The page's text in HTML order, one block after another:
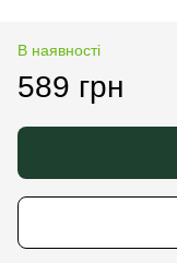
В наявності
589 грн